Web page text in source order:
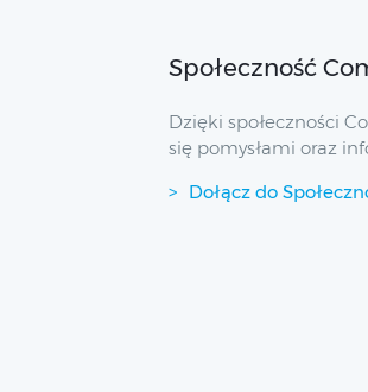
Społeczność
Dzięki społeczności
się pomysłami oraz
Dołącz do